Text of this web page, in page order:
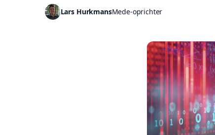
Lars HurkmansMede-oprichter